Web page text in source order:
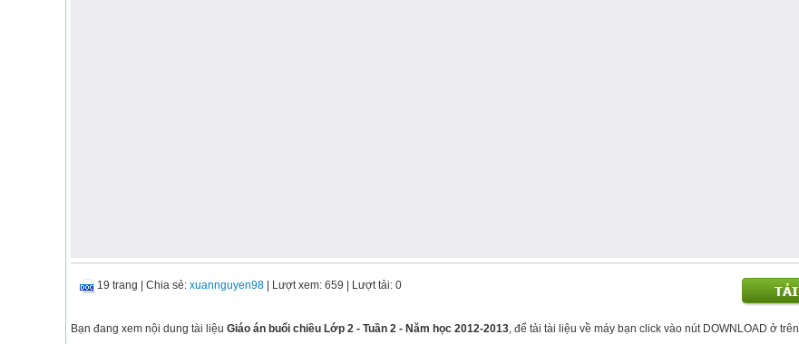
19 trang Chia sẻ: xuannguyen98 | Lượt xem: 659 | Lượt tải: 0
Bạn đang xem nội dung tài liệu Giáo án buổi chiều Lớp 2 - Tuần 2 - Năm học 2012-2013, để tải tài liệu về máy bạn click vào nút DOWNLOAD ở trên